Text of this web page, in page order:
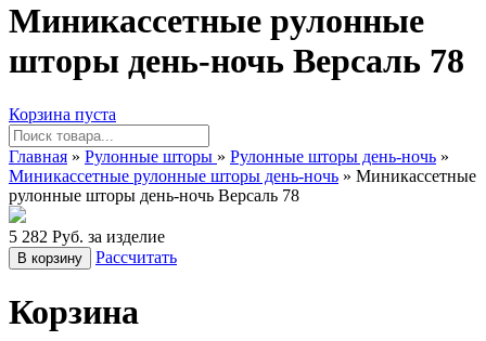
Миникассетные рулонные
шторы день-ночь Версаль 78
Корзина пуста
Главная » Рулонные шторы » Рулонные шторы день-ночь »
Миникассетные рулонные шторы день-ночь » Миникассетные
рулонные шторы день-ночь Версаль 78
5 282 Руб. за изделие
В корзину Рассчитать
Корзина